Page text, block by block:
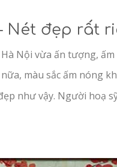
Nét đẹp rất
Nội vừa ấn tượng, ấm
màu sắc ấm nóng
như vậy. Người hoạ